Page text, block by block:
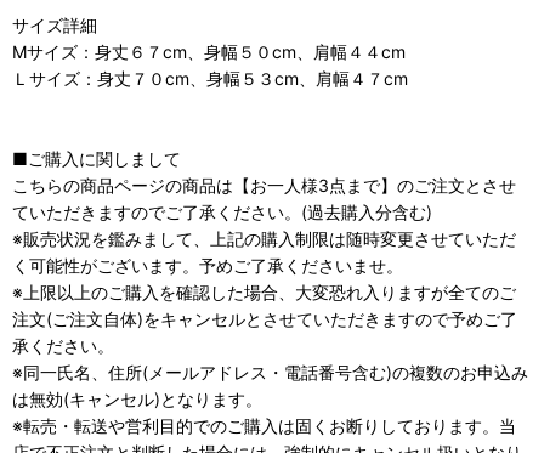
サイズ詳細
Мサイズ：身丈６７cm、身幅５０cm、肩幅４４cm
Ｌサイズ：身丈７０cm、身幅５３cm、肩幅４７cm
■ご購入に関しまして
こちらの商品ページの商品は【お一人様3点まで】のご注文とさせ
ていただきますのでご了承ください。(過去購入分含む)
※販売状況を鑑みまして、上記の購入制限は随時変更させていただ
く可能性がございます。予めご了承くださいませ。
※上限以上のご購入を確認した場合、大変恐れ入りますが全てのご
注文(ご注文自体)をキャンセルとさせていただきますので予めご了
承ください。
※同一氏名、住所(メールアドレス・電話番号含む)の複数のお申込み
は無効(キャンセル)となります。
※転売・転送や営利目的でのご購入は固くお断りしております。当